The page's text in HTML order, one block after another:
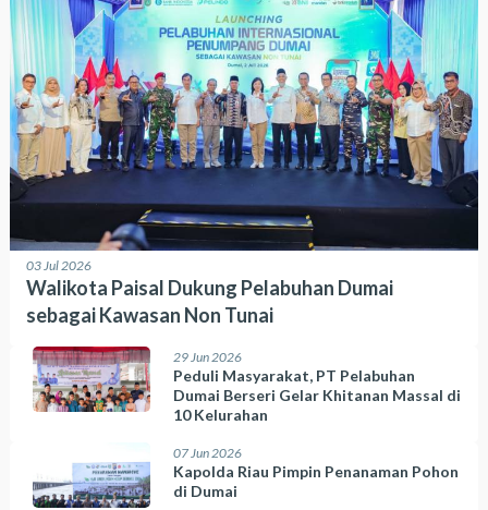
03 Jul 2026
Walikota Paisal Dukung Pelabuhan Dumai
sebagai Kawasan Non Tunai
29 Jun 2026
Peduli Masyarakat, PT Pelabuhan
Dumai Berseri Gelar Khitanan Massal di
10 Kelurahan
07 Jun 2026
Kapolda Riau Pimpin Penanaman Pohon
di Dumai